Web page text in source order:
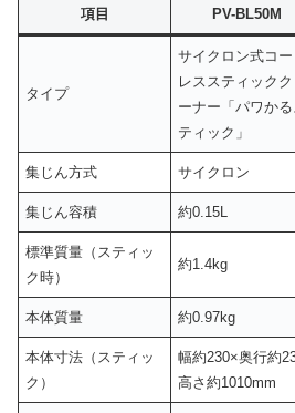
項目 PV-BL50M
タイプ
サイクロン式コー
レススティックク
ーナー「パワかる
ティック」
集じん方式 サイクロン
集じん容積 約0.15L
標準質量（スティッ
ク時）
約1.4kg
本体質量 約0.97kg
本体寸法（スティッ
ク）
幅約230×奥行約
高さ約1010mm